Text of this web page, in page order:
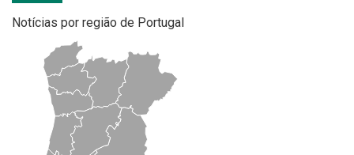
Notícias por região de Portugal